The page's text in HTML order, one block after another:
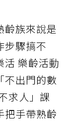
齡族來說是
步驟搞不
活 樂齡活動
不出門的數
求人」課
把手帶熟齡